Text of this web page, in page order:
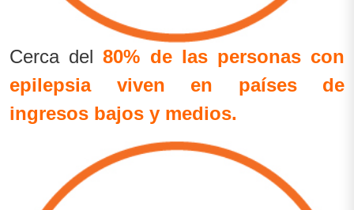
Cerca del80% de las personas con
epilepsia viven en países de
ingresos bajos y medios.